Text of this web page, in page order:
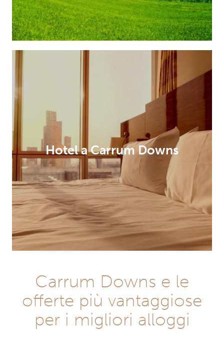
Hotel a Carrum Downs
Carrum Downs e le
offerte più vantaggiose
per i migliori alloggi